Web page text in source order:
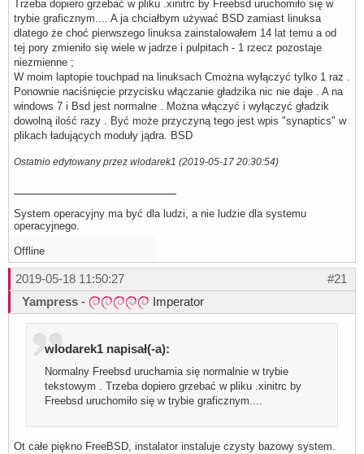
Trzeba dopiero grzebać w pliku .xinitrc by Freebsd uruchomiło się w
trybie graficznym.... A ja chciałbym używać BSD zamiast linuksa
dlatego że choć pierwszego linuksa zainstalowałem 14 lat temu a od
tej pory zmieniło się wiele w jadrze i pulpitach - 1 rzecz pozostaje
niezmienne ;
W moim laptopie touchpad na linuksach Cmożna wyłączyć tylko 1 raz .
Ponownie naciśnięcie przycisku włączanie gładzika nic nie daje . A na
windows 7 i Bsd jest normalne . Można włączyć i wyłączyć gładzik
dowolną ilość razy . Być może przyczyną tego jest wpis "synaptics" w
plikach ładujących moduły jądra. BSD
Ostatnio edytowany przez wlodarek1 (2019-05-17 20:30:54)
System operacyjny ma być dla ludzi, a nie ludzie dla systemu
operacyjnego.
Offline
#21
2019-05-18 11:50:27
Yampress - Imperator
wlodarek1 napisał(-a):
Normalny Freebsd uruchamia się normalnie w trybie
tekstowym . Trzeba dopiero grzebać w pliku .xinitrc by
Freebsd uruchomiło się w trybie graficznym....
Ot całe piękno FreeBSD, instalator instaluje czysty bazowy system.